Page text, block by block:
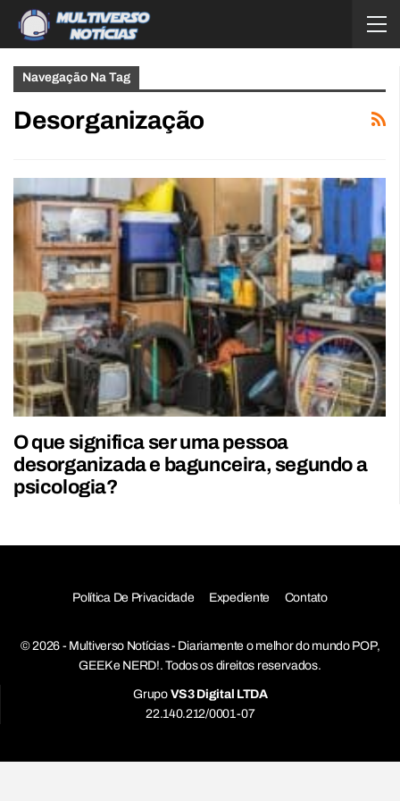
Navegação Na Tag
Desorganização
O que significa ser uma pessoa
desorganizada e bagunceira, segundo a
psicologia?
Política De Privacidade Expediente Contato
© 2026 - Multiverso Notícias - Diariamente o melhor do mundo POP,
GEEK e NERD!. Todos os direitos reservados.
Grupo VS3 Digital LTDA
22.140.212/0001-07